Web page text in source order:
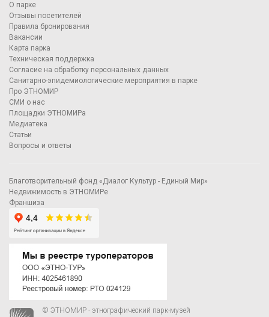
О парке
Отзывы посетителей
Правила бронирования
Вакансии
Карта парка
Техническая поддержка
Согласие на обработку персональных данных
Санитарно-эпидемиологические мероприятия в парке
Про ЭТНОМИР
СМИ о нас
Площадки ЭТНОМИРа
Медиатека
Статьи
Вопросы и ответы
Благотворительный фонд «Диалог Культур - Единый Мир»
Недвижимость в ЭТНОМИРе
Франшиза
© ЭТНОМИР - этнографический парк-музей